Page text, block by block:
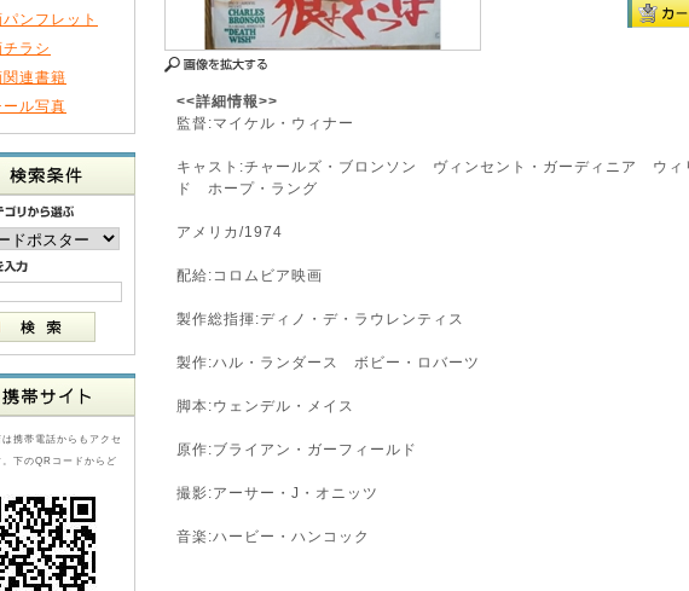
ンフレット
ラシ
関連書籍
ール写真
携帯電話からもアクセ
。下のQRコードからど
<<詳細情報>>
監督:マイケル・ウィナー
キャスト:チャールズ・ブロンソン ヴィンセント・ガーディニア ウィ
ド ホープ・ラング
アメリカ/1974
配給:コロムビア映画
製作総指揮:ディノ・デ・ラウレンティス
製作:ハル・ランダース ボビー・ロバーツ
脚本:ウェンデル・メイス
原作:ブライアン・ガーフィールド
撮影:アーサー・J・オニッツ
音楽:ハービー・ハンコック